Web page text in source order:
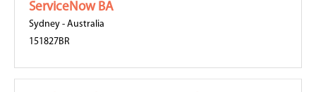
ServiceNow BA
Sydney - Australia
151827BR